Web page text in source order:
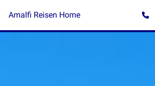
Amalfi Reisen Home